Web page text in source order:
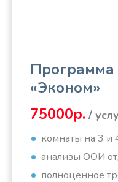
Программа
«Эконом»
75000р. /
комнаты на 3 и
анализы ООИ
полноценное